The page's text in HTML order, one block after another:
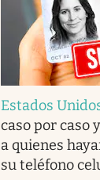
Estados
caso por caso
a quienes
su teléfono